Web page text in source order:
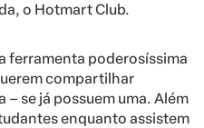
o Hotmart Club.
ferramenta poderosíssima
compartilhar
se já possuem uma. Além
enquanto assistem